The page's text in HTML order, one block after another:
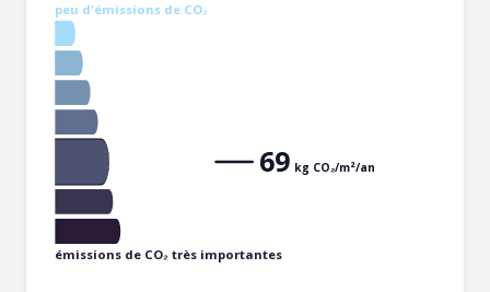
peu d'émissions de CO₂
émissions de CO₂ très importantes
69 kg CO₂/m²/an